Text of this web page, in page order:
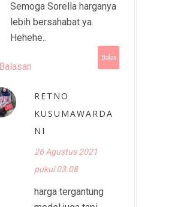
Semoga Sorella harganya
lebih bersahabat ya.
Hehehe..
Balas
Balasan
RETNO
KUSUMAWARDA
NI
26 Agustus 2021
pukul 03.08
harga tergantung